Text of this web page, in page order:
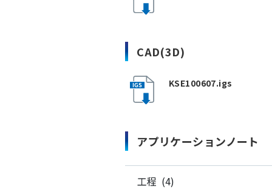
CAD(3D)
KSE100607.igs
アプリケーションノート
工程 (4)